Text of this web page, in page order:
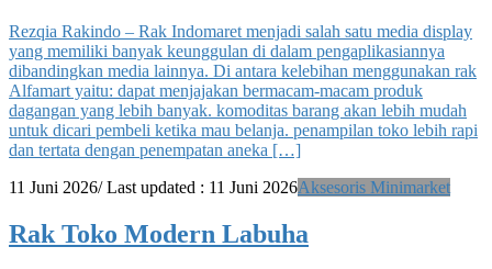
Rezqia Rakindo – Rak Indomaret menjadi salah satu media display
yang memiliki banyak keunggulan di dalam pengaplikasiannya
dibandingkan media lainnya. Di antara kelebihan menggunakan rak
Alfamart yaitu: dapat menjajakan bermacam-macam produk
dagangan yang lebih banyak. komoditas barang akan lebih mudah
untuk dicari pembeli ketika mau belanja. penampilan toko lebih rapi
dan tertata dengan penempatan aneka […]
11 Juni 2026/ Last updated : 11 Juni 2026Aksesoris Minimarket
Rak Toko Modern Labuha